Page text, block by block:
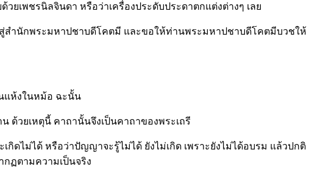
เพชรนิลจินดา หรือว่าเครื่องประดับประดาตกแต่งต่างๆ เลย
สำนักพระมหาปชาบดีโคตมี และขอให้ท่านพระมหาปชาบดีโคตมีบวชให้
แห้งในหม้อ ฉะนั้น
ด้วยเหตุนี้ คาถานั้นจึงเป็นคาถาของพระเถรี
ดไม่ได้ หรือว่าปัญญาจะรู้ไม่ได้ ยังไม่เกิด เพราะยังไม่ได้อบรม แล้วปกติ
ฏตามความเป็นจริง